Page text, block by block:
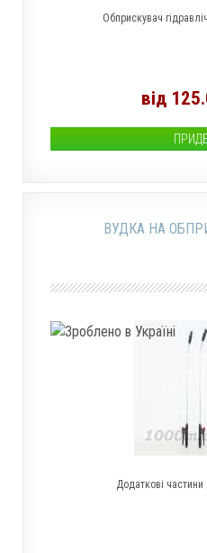
Обприскувач
від
ВУДКА НА
Додаткові частини